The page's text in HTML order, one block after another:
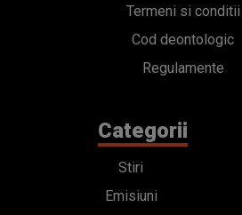
Termeni si conditii
Cod deontologic
Regulamente
Categorii
Stiri
Emisiuni